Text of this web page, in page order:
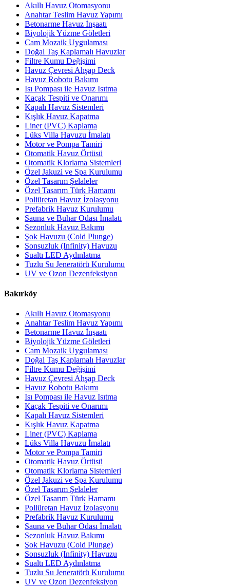
Akıllı Havuz Otomasyonu
Anahtar Teslim Havuz Yapımı
Betonarme Havuz İnşaatı
Biyolojik Yüzme Göletleri
Cam Mozaik Uygulaması
Doğal Taş Kaplamalı Havuzlar
Filtre Kumu Değişimi
Havuz Çevresi Ahşap Deck
Havuz Robotu Bakımı
Isı Pompası ile Havuz Isıtma
Kaçak Tespiti ve Onarımı
Kapalı Havuz Sistemleri
Kışlık Havuz Kapatma
Liner (PVC) Kaplama
Lüks Villa Havuzu İmalatı
Motor ve Pompa Tamiri
Otomatik Havuz Örtüsü
Otomatik Klorlama Sistemleri
Özel Jakuzi ve Spa Kurulumu
Özel Tasarım Şelaleler
Özel Tasarım Türk Hamamı
Poliüretan Havuz İzolasyonu
Prefabrik Havuz Kurulumu
Sauna ve Buhar Odası İmalatı
Sezonluk Havuz Bakımı
Şok Havuzu (Cold Plunge)
Sonsuzluk (Infinity) Havuzu
Sualtı LED Aydınlatma
Tuzlu Su Jeneratörü Kurulumu
UV ve Ozon Dezenfeksiyon
Bakırköy
Akıllı Havuz Otomasyonu
Anahtar Teslim Havuz Yapımı
Betonarme Havuz İnşaatı
Biyolojik Yüzme Göletleri
Cam Mozaik Uygulaması
Doğal Taş Kaplamalı Havuzlar
Filtre Kumu Değişimi
Havuz Çevresi Ahşap Deck
Havuz Robotu Bakımı
Isı Pompası ile Havuz Isıtma
Kaçak Tespiti ve Onarımı
Kapalı Havuz Sistemleri
Kışlık Havuz Kapatma
Liner (PVC) Kaplama
Lüks Villa Havuzu İmalatı
Motor ve Pompa Tamiri
Otomatik Havuz Örtüsü
Otomatik Klorlama Sistemleri
Özel Jakuzi ve Spa Kurulumu
Özel Tasarım Şelaleler
Özel Tasarım Türk Hamamı
Poliüretan Havuz İzolasyonu
Prefabrik Havuz Kurulumu
Sauna ve Buhar Odası İmalatı
Sezonluk Havuz Bakımı
Şok Havuzu (Cold Plunge)
Sonsuzluk (Infinity) Havuzu
Sualtı LED Aydınlatma
Tuzlu Su Jeneratörü Kurulumu
UV ve Ozon Dezenfeksiyon